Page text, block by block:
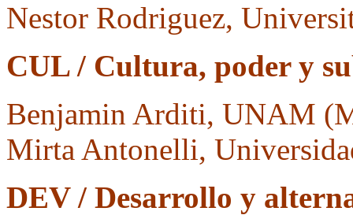
Nestor Rodriguez,
CUL / Cultura, poder y
Benjamin Arditi, UNAM
Mirta Antonelli,
DEV / Desarrollo y